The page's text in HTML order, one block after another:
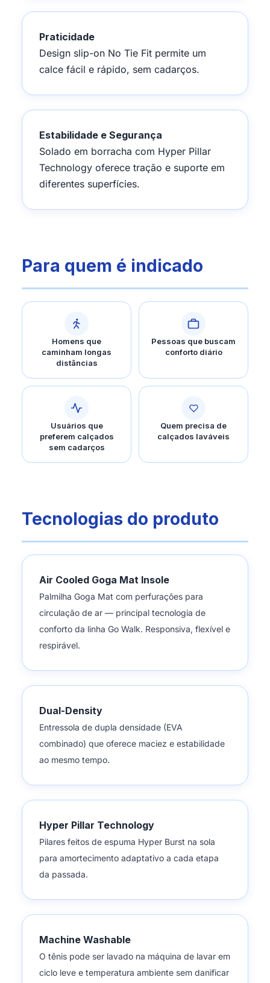
Praticidade
Design slip-on No Tie Fit permite um
calce fácil e rápido, sem cadarços.
Estabilidade e Segurança
Solado em borracha com Hyper Pillar
Technology oferece tração e suporte em
diferentes superfícies.
Para quem é indicado
Homens que
caminham longas
distâncias
Pessoas que buscam
conforto diário
Usuários que
preferem calçados
sem cadarços
Quem precisa de
calçados laváveis
Tecnologias do produto
Air Cooled Goga Mat Insole
Palmilha Goga Mat com perfurações para
circulação de ar — principal tecnologia de
conforto da linha Go Walk. Responsiva, flexível e
respirável.
Dual-Density
Entressola de dupla densidade (EVA
combinado) que oferece maciez e estabilidade
ao mesmo tempo.
Hyper Pillar Technology
Pilares feitos de espuma Hyper Burst na sola
para amortecimento adaptativo a cada etapa
da passada.
Machine Washable
O tênis pode ser lavado na máquina de lavar em
ciclo leve e temperatura ambiente sem danificar